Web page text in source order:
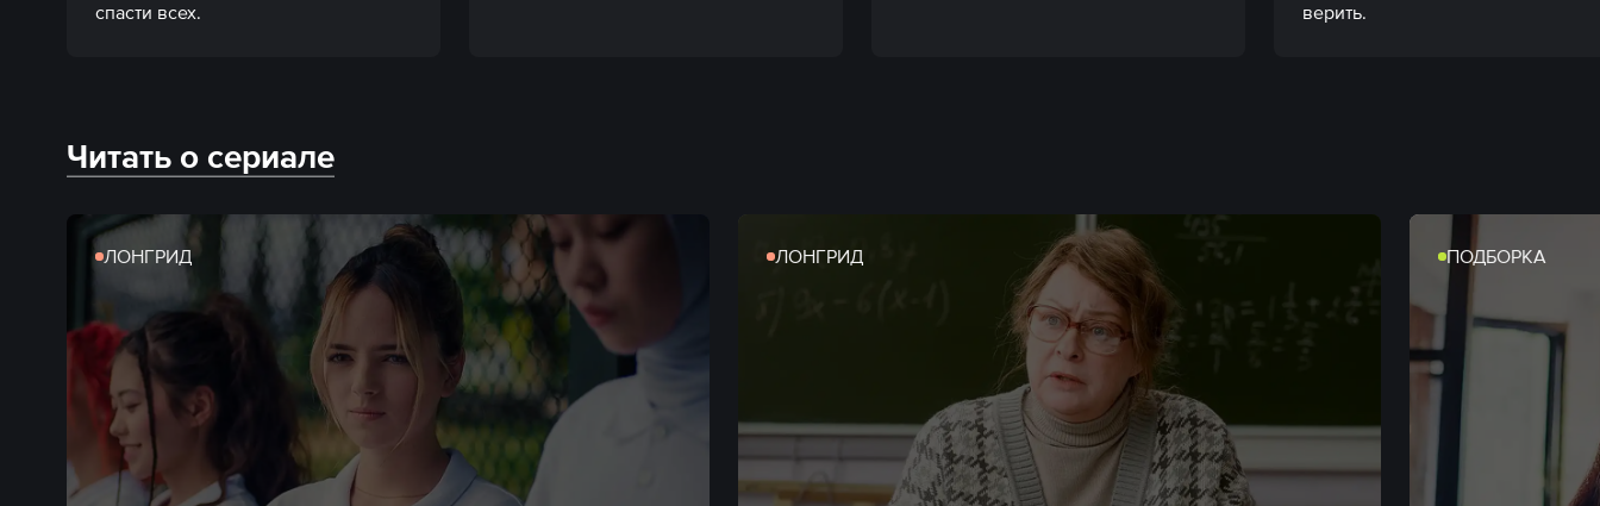
спасти всех.
верить.
Читать о сериале
ЛОНГРИД ЛОНГРИД ПОДБОРКА